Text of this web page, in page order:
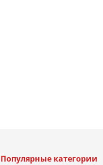
Популярные категории